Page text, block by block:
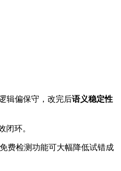
辑偏保守，改完后语义稳定性
闭环。
费检测功能可大幅降低试错成